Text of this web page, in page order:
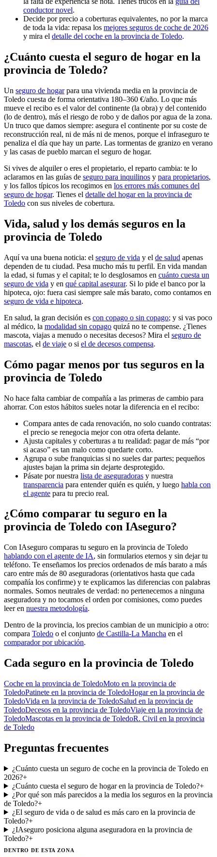
conductor novel.
Decide por precio a coberturas equivalentes, no por la marca
de toda la vida: repasa los mejores seguros de coche de 2026
y mira el detalle del coche en la provincia de Toledo.
¿Cuánto cuesta el seguro de hogar en la
provincia de Toledo?
Un seguro de hogarpara una vivienda media en la provincia de
Toledo cuesta de forma orientativa 180–360 €/año. Lo que más
mueve el recibo es el valor del continente (la obra) y del contenido
(lo de dentro), más el riesgo de robo y de daños por agua de la zona.
Un truco que damos siempre: asegura el continente por su coste de
reconstrucción real, ni de más ni de menos, porque el infraseguro te
penaliza el día que hay un parte. Las tormentas de granizo en verano
y las casas de pueblo marcan el seguro de hogar.
Si vives de alquiler o eres el propietario, el reparto cambia: te lo
aclaramos en las guías de seguro para inquilinos y para propietarios,
y los fallos típicos los recogimos en los errores más comunes del
seguro de hogar. Tienes el detalle del hogar en la provincia de
Toledo con sus niveles de cobertura.
Vida, salud y los demás seguros en la
provincia de Toledo
Aquí va una buena noticia: el seguro de vida y el de salud apenas
dependen de tu ciudad. Pesa mucho más tu perfil. En vida mandan
la edad, si fumas y el capital; te lo desglosamos en cuánto cuesta un
seguro de vida y en qué capital asegurar. Si lo pide el banco por la
hipoteca, ojo: fuera casi siempre sale más barato, como contamos en
seguro de vida e hipoteca.
En salud, la gran decisión es con copago o sin copago; y si vas poco
al médico, la modalidad sin copago quizá no te compense. ¿Tienes
mascota, viajas a menudo o necesitas decesos? Mira el seguro de
mascotas, el de viaje o si el de decesos compensa.
Cómo pagar menos por tus seguros en la
provincia de Toledo
No hace falta cambiar de compañía a las primeras de cambio para
ahorrar. Con estos hábitos sueles notar la diferencia en el recibo:
Compara antes de cada renovación, no solo cuando contratas:
el precio se renegocia mejor con otra oferta delante.
Ajusta capitales y coberturas a tu realidad: pagar de más “por
si acaso” es tan malo como quedarte corto.
Agrupa o sube franquicias si no sueles dar partes; pequeños
ajustes bajan la prima sin dejarte desprotegido.
Pásate por nuestra lista de aseguradoras y nuestra
transparencia para entender quién es quién, y luego habla con
el agente para tu precio real.
¿Cómo comparar tu seguro en la
provincia de Toledo con IAseguro?
Con IAseguro comparas tu seguro en la provincia de Toledo
hablando con el agente de IA, sin formularios eternos y sin dejar tu
teléfono. Te enseñamos los precios ordenados de más barato a más
caro entre más de 80 aseguradoras (orientativos hasta que cada
compañía los confirme) y te explicamos las diferencias con palabras
normales. Somos neutrales de verdad: no pertenecemos a ninguna
aseguradora y no tocamos el orden por comisiones, como puedes
leer en nuestra metodología.
Dentro de la provincia, los precios cambian de un municipio a otro:
compara Toledo o el conjunto de Castilla-La Mancha en el
comparador por ubicación.
Cada seguro en la provincia de Toledo
Coche en la provincia de ToledoMoto en la provincia de
ToledoPatinete en la provincia de ToledoHogar en la provincia de
ToledoVida en la provincia de ToledoSalud en la provincia de
ToledoDecesos en la provincia de ToledoViaje en la provincia de
ToledoMascotas en la provincia de ToledoR. Civil en la provincia
de Toledo
Preguntas frecuentes
¿Cuánto cuesta un seguro de coche en la provincia de Toledo en
2026?+
¿Cuánto cuesta el seguro de hogar en la provincia de Toledo?+
¿Por qué son más parecidos a la media los seguros en la provincia
de Toledo?+
¿El seguro de vida o de salud es más caro en la provincia de
Toledo?+
¿IAseguro posiciona alguna aseguradora en la provincia de
Toledo?+
DENTRO DE ESTA ZONA